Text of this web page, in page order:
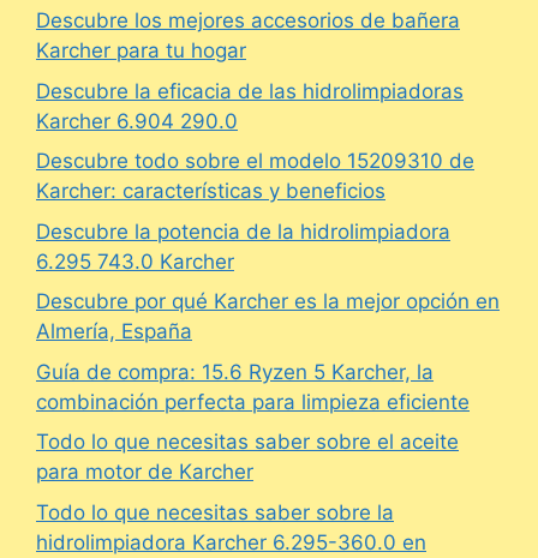
Descubre los mejores accesorios de bañera
Karcher para tu hogar
Descubre la eficacia de las hidrolimpiadoras
Karcher 6.904 290.0
Descubre todo sobre el modelo 15209310 de
Karcher: características y beneficios
Descubre la potencia de la hidrolimpiadora
6.295 743.0 Karcher
Descubre por qué Karcher es la mejor opción en
Almería, España
Guía de compra: 15.6 Ryzen 5 Karcher, la
combinación perfecta para limpieza eficiente
Todo lo que necesitas saber sobre el aceite
para motor de Karcher
Todo lo que necesitas saber sobre la
hidrolimpiadora Karcher 6.295-360.0 en